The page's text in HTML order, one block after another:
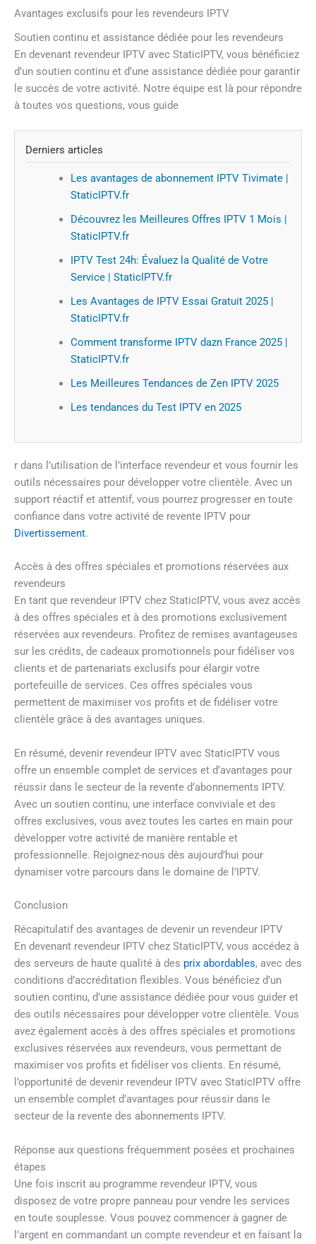
Avantages exclusifs pour les revendeurs IPTV
Soutien continu et assistance dédiée pour les revendeurs
En devenant revendeur IPTV avec StaticIPTV, vous bénéficiez
d’un soutien continu et d’une assistance dédiée pour garantir
le succès de votre activité. Notre équipe est là pour répondre
à toutes vos questions, vous guide
Derniers articles
Les avantages de abonnement IPTV Tivimate |
StaticIPTV.fr
Découvrez les Meilleures Offres IPTV 1 Mois |
StaticIPTV.fr
IPTV Test 24h: Évaluez la Qualité de Votre
Service | StaticIPTV.fr
Les Avantages de IPTV Essai Gratuit 2025 |
StaticIPTV.fr
Comment transforme IPTV dazn France 2025 |
StaticIPTV.fr
Les Meilleures Tendances de Zen IPTV 2025
Les tendances du Test IPTV en 2025
r dans l’utilisation de l’interface revendeur et vous fournir les
outils nécessaires pour développer votre clientèle. Avec un
support réactif et attentif, vous pourrez progresser en toute
confiance dans votre activité de revente IPTV pour
Divertissement.
Accès à des offres spéciales et promotions réservées aux
revendeurs
En tant que revendeur IPTV chez StaticIPTV, vous avez accès
à des offres spéciales et à des promotions exclusivement
réservées aux revendeurs. Profitez de remises avantageuses
sur les crédits, de cadeaux promotionnels pour fidéliser vos
clients et de partenariats exclusifs pour élargir votre
portefeuille de services. Ces offres spéciales vous
permettent de maximiser vos profits et de fidéliser votre
clientèle grâce à des avantages uniques.
En résumé, devenir revendeur IPTV avec StaticIPTV vous
offre un ensemble complet de services et d’avantages pour
réussir dans le secteur de la revente d’abonnements IPTV.
Avec un soutien continu, une interface conviviale et des
offres exclusives, vous avez toutes les cartes en main pour
développer votre activité de manière rentable et
professionnelle. Rejoignez-nous dès aujourd’hui pour
dynamiser votre parcours dans le domaine de l’IPTV.
Conclusion
Récapitulatif des avantages de devenir un revendeur IPTV
En devenant revendeur IPTV chez StaticIPTV, vous accédez à
des serveurs de haute qualité à des prix abordables, avec des
conditions d’accréditation flexibles. Vous bénéficiez d’un
soutien continu, d’une assistance dédiée pour vous guider et
des outils nécessaires pour développer votre clientèle. Vous
avez également accès à des offres spéciales et promotions
exclusives réservées aux revendeurs, vous permettant de
maximiser vos profits et fidéliser vos clients. En résumé,
l’opportunité de devenir revendeur IPTV avec StaticIPTV offre
un ensemble complet d’avantages pour réussir dans le
secteur de la revente des abonnements IPTV.
Réponse aux questions fréquemment posées et prochaines
étapes
Une fois inscrit au programme revendeur IPTV, vous
disposez de votre propre panneau pour vendre les services
en toute souplesse. Vous pouvez commencer à gagner de
l’argent en commandant un compte revendeur et en faisant la